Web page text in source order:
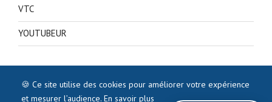
VTC
YOUTUBEUR
🍪 Ce site utilise des cookies pour améliorer votre expérience
et mesurer l’audience. En savoir plus